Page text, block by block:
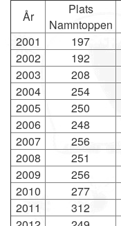
År
Plats
Namntoppen
2001
197
2002
192
2003
208
2004
254
2005
250
2006
248
2007
256
2008
251
2009
256
2010
277
2011
312